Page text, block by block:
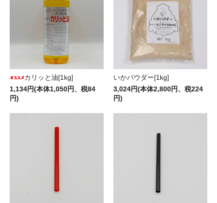
カリッと油[1kg]
1,134円(本体1,050円、税84
円)
いかパウダー[1kg]
3,024円(本体2,800円、税224
円)